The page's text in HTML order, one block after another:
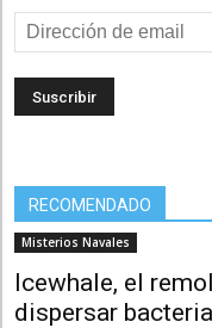
Dirección
de
email
RECOMENDADO
Misterios Navales
Icewhale, el
dispersar